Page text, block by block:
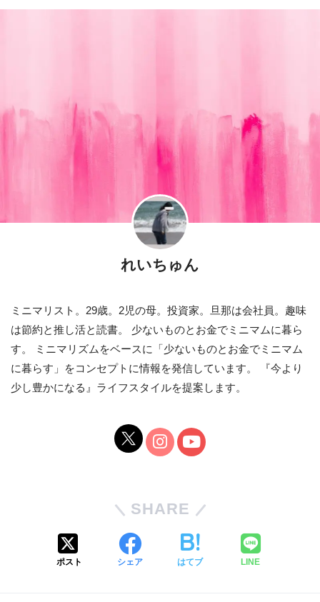
れいちゅん
ミニマリスト。29歳。2児の母。投資家。旦那は会社員。趣味
は節約と推し活と読書。 少ないものとお金でミニマムに暮ら
す。 ミニマリズムをベースに「少ないものとお金でミニマム
に暮らす」をコンセプトに情報を発信しています。 『今より
少し豊かになる』ライフスタイルを提案します。
SHARE
ポスト シェア はてブ LINE